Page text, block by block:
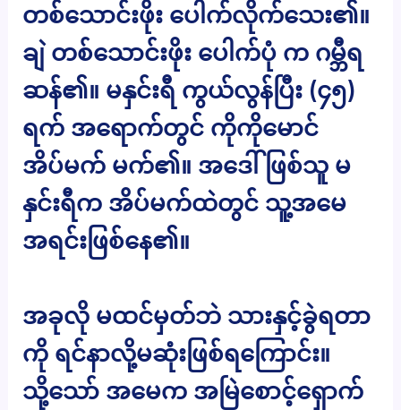
တစ်သောင်းဖိုး ပေါက်လိုက်သေး၏။
ချဲ တစ်သောင်းဖိုး ပေါက်ပုံ က ဂမ္ဘီရ
ဆန်၏။ မနှင်းရီ ကွယ်လွန်ပြီး (၄၅)
ရက် အရောက်တွင် ကိုကိုမောင်
အိပ်မက် မက်၏။ အဒေါ်ဖြစ်သူ မ
နှင်းရီက အိပ်မက်ထဲတွင် သူ့အမေ
အရင်းဖြစ်နေ၏။
အခုလို မထင်မှတ်ဘဲ သားနှင့်ခွဲရတာ
ကို ရင်နာလို့မဆုံးဖြစ်ရကြောင်း။
သို့သော် အမေက အမြဲစောင့်ရှောက်